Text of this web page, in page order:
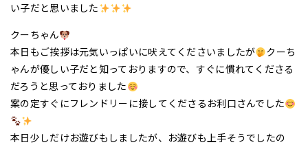
い子だと思いました
クーちゃん
本日もご挨拶は元気いっぱいに吠えてくださいましたが
クーち
ゃんが優しい子だと知っておりますので、すぐに慣れてくださる
だろうと思っておりました
案の定すぐにフレンドリーに接してくださるお利口さんでした
本日少しだけお遊びもしましたが、お遊びも上手そうでしたの